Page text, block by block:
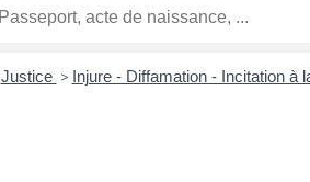
Justice > Injure - Diffamation - Incitation à